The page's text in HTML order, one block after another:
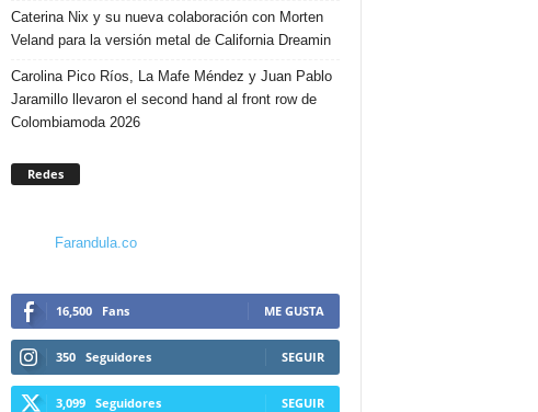
Caterina Nix y su nueva colaboración con Morten
Veland para la versión metal de California Dreamin
Carolina Pico Ríos, La Mafe Méndez y Juan Pablo
Jaramillo llevaron el second hand al front row de
Colombiamoda 2026
Redes
Farandula.co
16,500 Fans ME GUSTA
350 Seguidores SEGUIR
3,099 Seguidores SEGUIR